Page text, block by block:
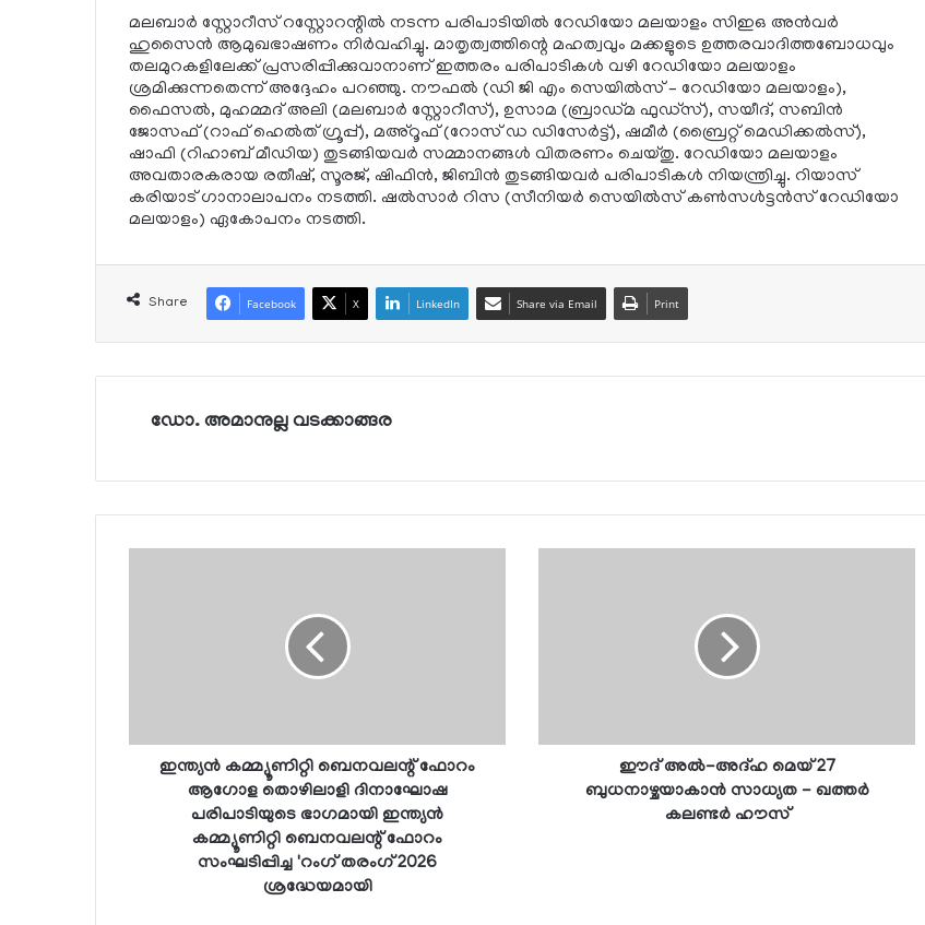
മലബാര്‍ സ്റ്റോറീസ് റസ്റ്റോറന്റില്‍ നടന്ന പരിപാടിയില്‍ റേഡിയോ മലയാളം സിഇഒ അന്‍വര്‍
ഹുസൈന്‍ ആമുഖഭാഷണം നിര്‍വഹിച്ചു. മാതൃത്വത്തിന്റെ മഹത്വവും മക്കളുടെ ഉത്തരവാദിത്തബോധവും
തലമുറകളിലേക്ക് പ്രസരിപ്പിക്കുവാനാണ് ഇത്തരം പരിപാടികള്‍ വഴി റേഡിയോ മലയാളം
ശ്രമിക്കുന്നതെന്ന് അദ്ദേഹം പറഞ്ഞു. നൗഫല്‍ (ഡി ജി എം സെയില്‍സ് – റേഡിയോ മലയാളം),
ഫൈസല്‍, മുഹമ്മദ് അലി (മലബാര്‍ സ്റ്റോറീസ്), ഉസാമ (ബ്രാഡ്മ ഫുഡ്സ്), സയീദ്, സബിന്‍
ജോസഫ് (റാഫ് ഹെല്‍ത് ഗ്രൂപ്പ്), മഅ്‌റൂഫ് (റോസ് ഡ ഡിസേര്‍ട്ട്), ഷമീര്‍ (ബ്രൈറ്റ് മെഡിക്കല്‍സ്),
ഷാഫി (റിഹാബ് മീഡിയ) തുടങ്ങിയവര്‍ സമ്മാനങ്ങള്‍ വിതരണം ചെയ്തു. റേഡിയോ മലയാളം
അവതാരകരായ രതീഷ്, സൂരജ്, ഷിഫിന്‍, ജിബിന്‍ തുടങ്ങിയവര്‍ പരിപാടികള്‍ നിയന്ത്രിച്ചു. റിയാസ്
കരിയാട് ഗാനാലാപനം നടത്തി. ഷല്‍സാര്‍ റിസ (സീനിയര്‍ സെയില്‍സ് കണ്‍സള്‍ട്ടന്‍സ് റേഡിയോ
മലയാളം) ഏകോപനം നടത്തി.
Share Facebook X LinkedIn Share via Email Print
ഡോ. അമാനുല്ല വടക്കാങ്ങര
ഇന്ത്യന്‍ കമ്മ്യൂണിറ്റി ബെനവലന്റ് ഫോറം
ആഗോള തൊഴിലാളി ദിനാഘോഷ
പരിപാടിയുടെ ഭാഗമായി ഇന്ത്യന്‍
കമ്മ്യൂണിറ്റി ബെനവലന്റ് ഫോറം
സംഘടിപ്പിച്ച 'റംഗ് തരംഗ് 2026
ശ്രദ്ധേയമായി
ഈദ് അല്‍-അദ്ഹ മെയ് 27
ബുധനാഴ്ചയാകാന്‍ സാധ്യത - ഖത്തര്‍
കലണ്ടര്‍ ഹൗസ്